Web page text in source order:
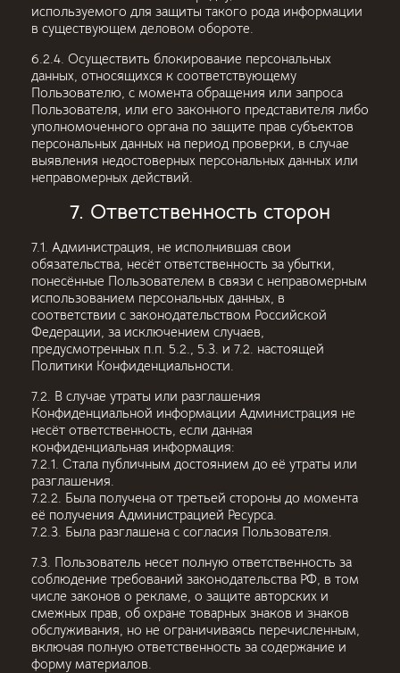
используемого для защиты такого рода информации
в существующем деловом обороте.
6.2.4. Осуществить блокирование персональных
данных, относящихся к соответствующему
Пользователю, с момента обращения или запроса
Пользователя, или его законного представителя либо
уполномоченного органа по защите прав субъектов
персональных данных на период проверки, в случае
выявления недостоверных персональных данных или
неправомерных действий.
7. Ответственность сторон
7.1. Администрация, не исполнившая свои
обязательства, несёт ответственность за убытки,
понесённые Пользователем в связи с неправомерным
использованием персональных данных, в
соответствии с законодательством Российской
Федерации, за исключением случаев,
предусмотренных п.п. 5.2., 5.3. и 7.2. настоящей
Политики Конфиденциальности.
7.2. В случае утраты или разглашения
Конфиденциальной информации Администрация не
несёт ответственность, если данная
конфиденциальная информация:
7.2.1. Стала публичным достоянием до её утраты или
разглашения.
7.2.2. Была получена от третьей стороны до момента
её получения Администрацией Ресурса.
7.2.3. Была разглашена с согласия Пользователя.
7.3. Пользователь несет полную ответственность за
соблюдение требований законодательства РФ, в том
числе законов о рекламе, о защите авторских и
смежных прав, об охране товарных знаков и знаков
обслуживания, но не ограничиваясь перечисленным,
включая полную ответственность за содержание и
форму материалов.